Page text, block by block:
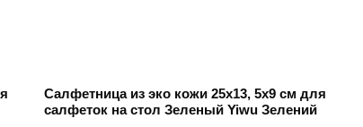
Салфетница из эко кожи 25х13, 5х9 см для
салфеток на стол Зеленый Yiwu Зелений